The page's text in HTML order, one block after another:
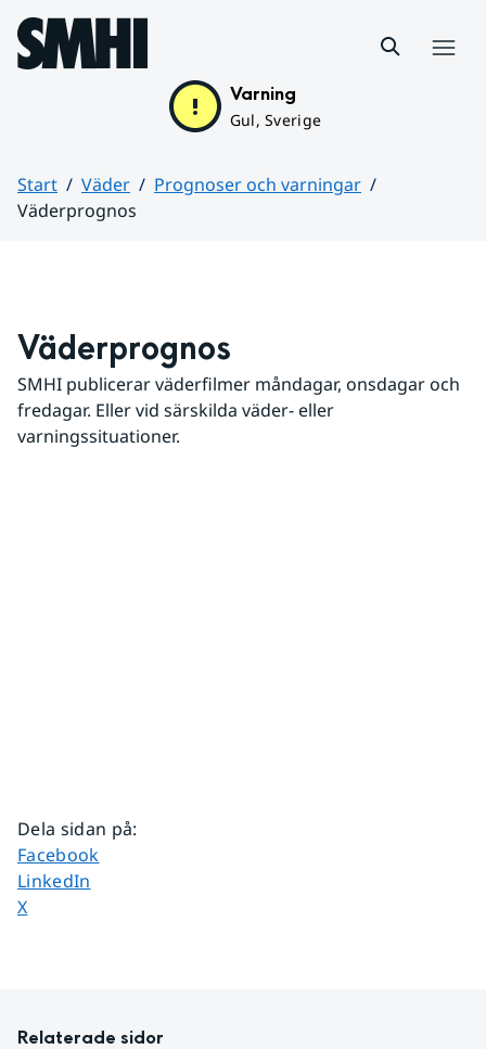
Hoppa till sidans innehåll
Varning
Gul, Sverige
Start Väder
Prognoser och varningar
Väderprognos
Väderprognos
SMHI publicerar väderfilmer måndagar, onsdagar och
fredagar. Eller vid särskilda väder- eller
varningssituationer.
Dela sidan på:
Dela sidan på
Facebook
Dela sidan på
LinkedIn
Dela sidan på
X
Relaterade sidor